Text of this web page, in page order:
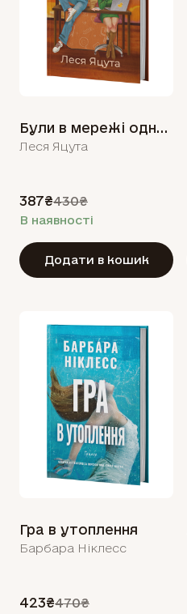
Були в мережі одночасно
Леся Яцута
387₴430₴
В наявності
Додати в кошик
Гра в утоплення
Барбара Ніклесс
423₴470₴